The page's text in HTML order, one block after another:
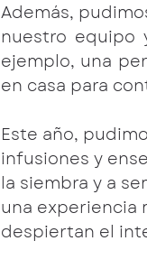
Además,
nuestro equipo
ejemplo, una
en casa para
Este año,
infusiones y
la siembra y a
una experiencia
despiertan el